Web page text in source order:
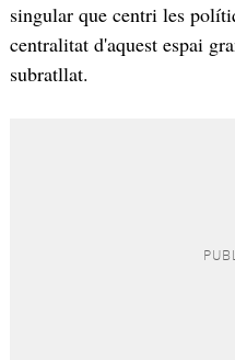
singular que centri les
centralitat d'aquest espai
subratllat.